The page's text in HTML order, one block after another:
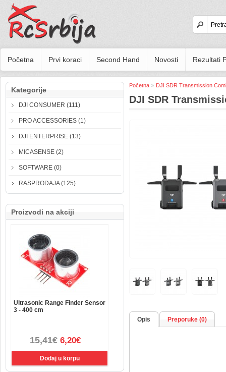
Početna Prvi koraci Second Hand Novosti Rezultati
Kategorije
DJI CONSUMER (111)
PRO ACCESSORIES (1)
DJI ENTERPRISE (13)
MICASENSE (2)
SOFTWARE (0)
RASPRODAJA (125)
Proizvodi na akciji
Ultrasonic Range Finder Sensor
3 - 400 cm
15,41€ 6,20€
Početna » DJI SDR Transmission
DJI SDR
Opis Preporuke (0)